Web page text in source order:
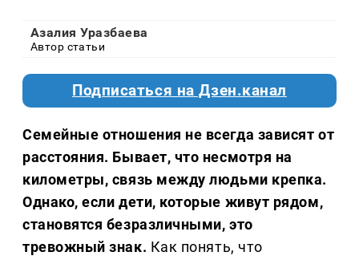
Азалия Уразбаева
Автор статьи
Подписаться на Дзен.канал
Семейные отношения не всегда зависят от
расстояния. Бывает, что несмотря на
километры, связь между людьми крепка.
Однако, если дети, которые живут рядом,
становятся безразличными, это
тревожный знак. Как понять, что